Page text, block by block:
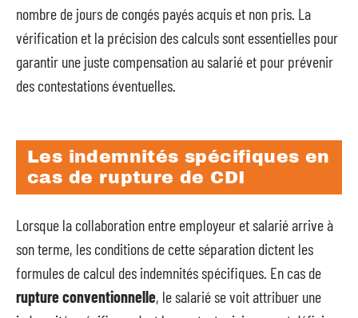
nombre de jours de congés payés acquis et non pris. La
vérification et la précision des calculs sont essentielles pour
garantir une juste compensation au salarié et pour prévenir
des contestations éventuelles.
Les indemnités spécifiques en
cas de rupture de CDI
Lorsque la collaboration entre employeur et salarié arrive à
son terme, les conditions de cette séparation dictent les
formules de calcul des indemnités spécifiques. En cas de
rupture conventionnelle, le salarié se voit attribuer une